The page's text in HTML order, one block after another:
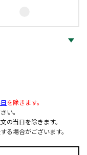
を除きます。
い。
の当日を除きます。
る場合がございます。